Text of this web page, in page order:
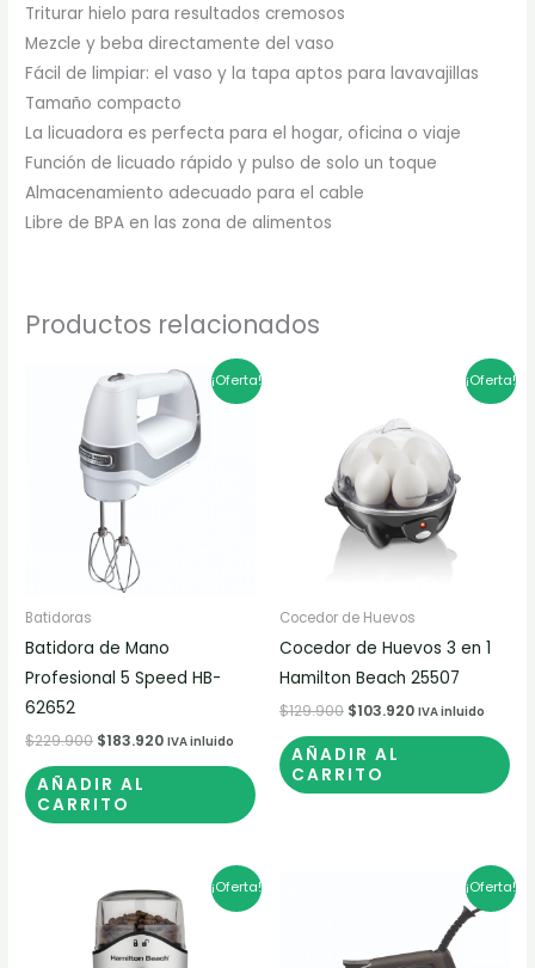
Triturar hielo para resultados cremosos
Mezcle y beba directamente del vaso
Fácil de limpiar: el vaso y la tapa aptos para lavavajillas
Tamaño compacto
La licuadora es perfecta para el hogar, oficina o viaje
Función de licuado rápido y pulso de solo un toque
Almacenamiento adecuado para el cable
Libre de BPA en las zona de alimentos
Productos relacionados
¡Oferta!
Batidoras
Batidora de Mano
Profesional 5 Speed HB-
62652
$229.900
El
precio
original
$229.900.
$183.920
El
precio
actual
es:
$183.920.
IVA inluido
AÑADIR AL
CARRITO
¡Oferta!
Cocedor de Huevos
Cocedor de Huevos 3 en 1
Hamilton Beach 25507
$129.900
era:
$129.900.
$103.920
es:
$103.920.
IVA inluido
AÑADIR AL
CARRITO
¡Oferta!
precio
original
era:
$165.900.
precio
actual
es:
$132.720.
¡Oferta!
$399.000.
precio
actual
$319.200.